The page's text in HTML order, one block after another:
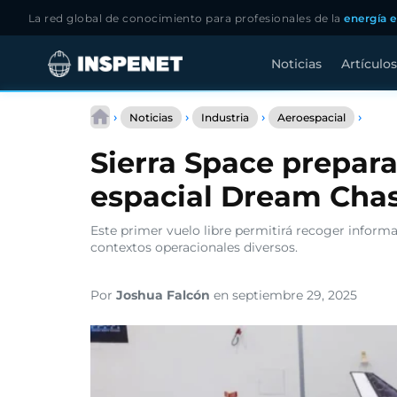
La red global de conocimiento para profesionales de laenergía
Noticias Artículos
› Noticias › Industria › Aeroespacial ›
el
primer
avión
Sierra Space
espacial Dream
Este primer vuelo libre permitirá recoger
contextos operacionales diversos.
Por Joshua Falcón en septiembre 29, 2025